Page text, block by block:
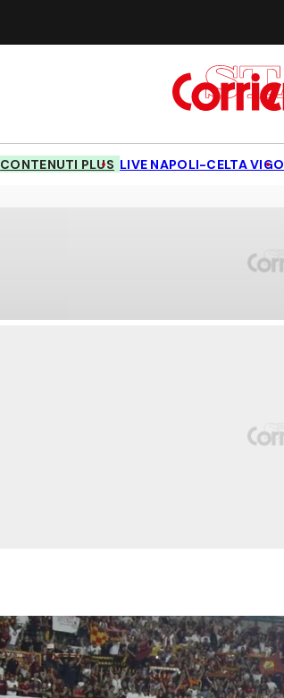
CONTENUTI PLUS LIVE NAPOLI-CELTA VIGO